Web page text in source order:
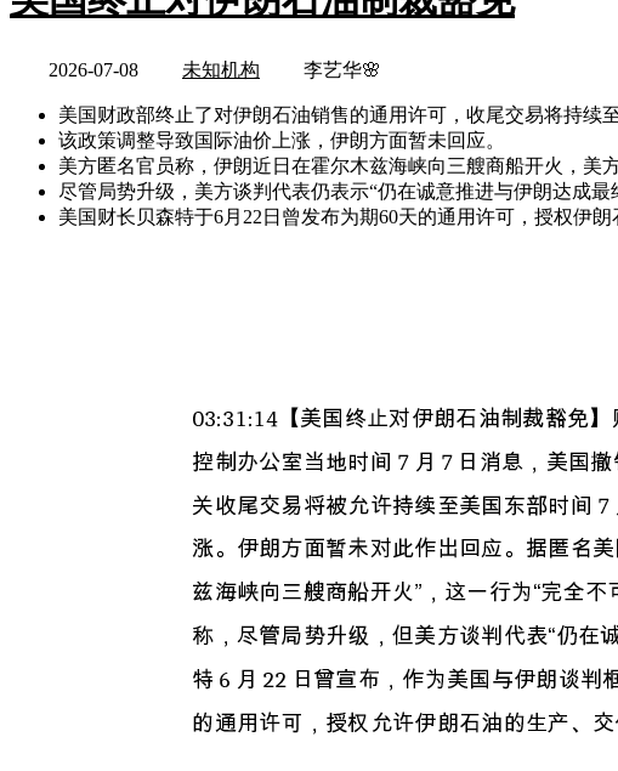
2026-07-08 未知机构 李艺华🌸
美国财政部终止了对伊朗石油销售的通用许可，收尾交易将持续
该政策调整导致国际油价上涨，伊朗方面暂未回应。
美方匿名官员称，伊朗近日在霍尔木兹海峡向三艘商船开火，美
尽管局势升级，美方谈判代表仍表示“仍在诚意推进与伊朗达成最
美国财长贝森特于6月22日曾发布为期60天的通用许可，授权伊朗